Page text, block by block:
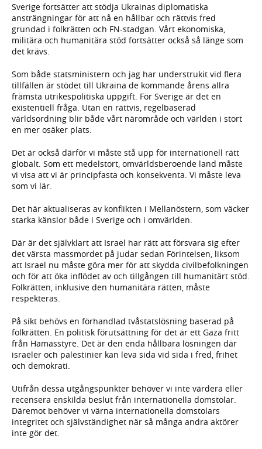
Sverige fortsätter att stödja Ukrainas diplomatiska
ansträngningar för att nå en hållbar och rättvis fred
grundad i folkrätten och FN-stadgan. Vårt ekonomiska,
militära och humanitära stöd fortsätter också så länge som
det krävs.
Som både statsministern och jag har understrukit vid flera
tillfällen är stödet till Ukraina de kommande årens allra
främsta utrikespolitiska uppgift. För Sverige är det en
existentiell fråga. Utan en rättvis, regelbaserad
världsordning blir både vårt närområde och världen i stort
en mer osäker plats.
Det är också därför vi måste stå upp för internationell rätt
globalt. Som ett medelstort, omvärldsberoende land måste
vi visa att vi är principfasta och konsekventa. Vi måste leva
som vi lär.
Det här aktualiseras av konflikten i Mellanöstern, som väcker
starka känslor både i Sverige och i omvärlden.
Där är det självklart att Israel har rätt att försvara sig efter
det värsta massmordet på judar sedan Förintelsen, liksom
att Israel nu måste göra mer för att skydda civilbefolkningen
och för att öka inflödet av och tillgången till humanitärt stöd.
Folkrätten, inklusive den humanitära rätten, måste
respekteras.
På sikt behövs en förhandlad tvåstatslösning baserad på
folkrätten. En politisk förutsättning för det är ett Gaza fritt
från Hamasstyre. Det är den enda hållbara lösningen där
israeler och palestinier kan leva sida vid sida i fred, frihet
och demokrati.
Utifrån dessa utgångspunkter behöver vi inte värdera eller
recensera enskilda beslut från internationella domstolar.
Däremot behöver vi värna internationella domstolars
integritet och självständighet när så många andra aktörer
inte gör det.